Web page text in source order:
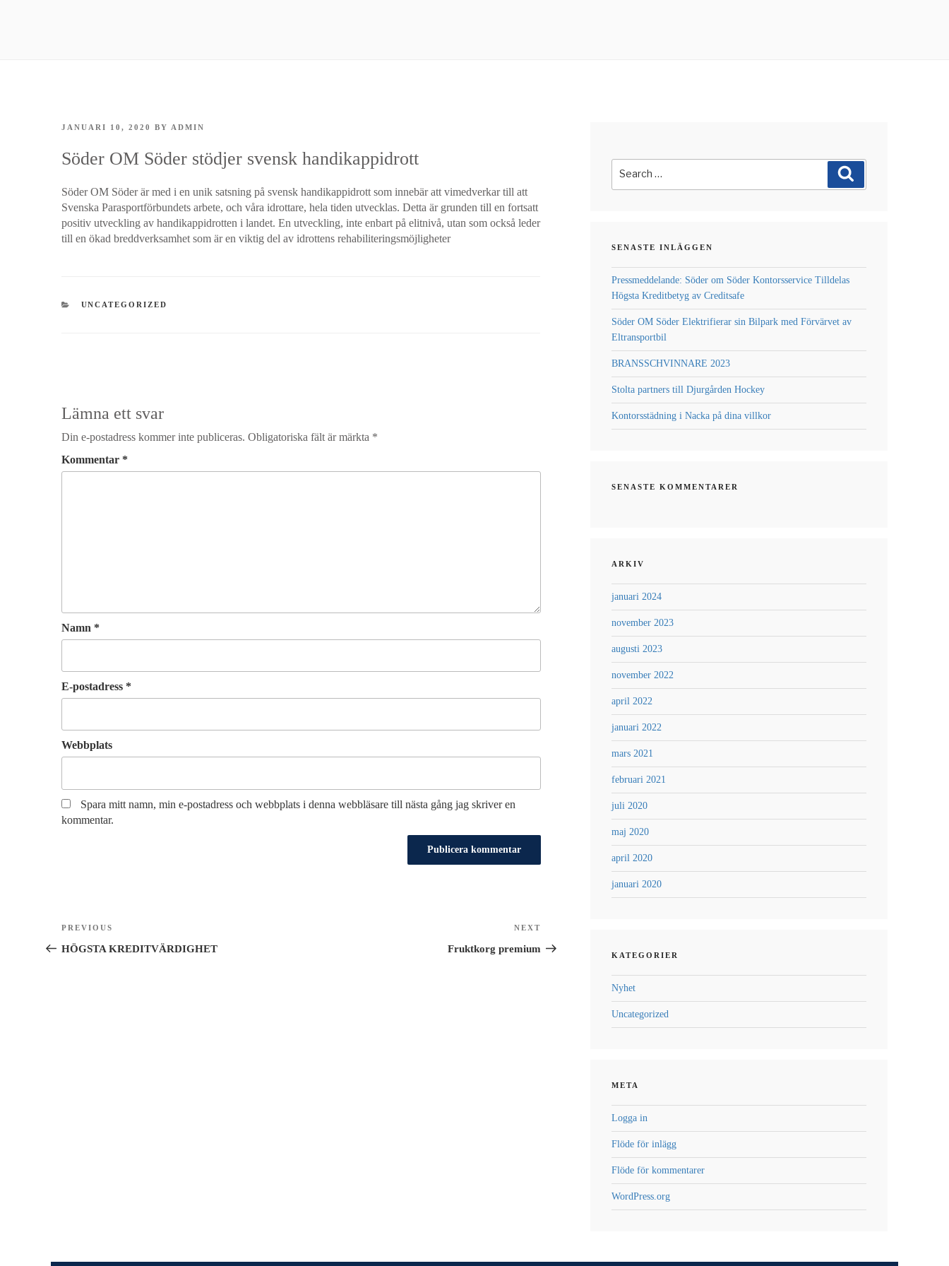
POSTED
JANUARI 10, 2020 BY ADMIN
Söder OM Söder stödjer svensk handikappidrott
Söder OM Söder är med i en unik satsning på svensk handikappidrott som innebär att vimedverkar till att
Svenska Parasportförbundets arbete, och våra idrottare, hela tiden utvecklas. Detta är grunden till en fortsatt
positiv utveckling av handikappidrotten i landet. En utveckling, inte enbart på elitnivå, utan som också leder
till en ökad breddverksamhet som är en viktig del av idrottens rehabiliteringsmöjligheter
CATEGORIES
UNCATEGORIZED
Lämna ett svar
Din e-postadress kommer inte publiceras. Obligatoriska fält är märkta *
Kommentar *
Namn *
E-postadress *
Webbplats
Spara mitt namn, min e-postadress och webbplats i denna webbläsare till nästa gång jag skriver en
kommentar.
Inläggsnavigering
Previous
Post
PREVIOUS
HÖGSTA KREDITVÄRDIGHET
Next
Post
NEXT
Fruktkorg premium
Search
for:
SENASTE INLÄGGEN
Pressmeddelande: Söder om Söder Kontorsservice Tilldelas
Högsta Kreditbetyg av Creditsafe
Söder OM Söder Elektrifierar sin Bilpark med Förvärvet av
Eltransportbil
BRANSSCHVINNARE 2023
Stolta partners till Djurgården Hockey
Kontorsstädning i Nacka på dina villkor
SENASTE KOMMENTARER
ARKIV
januari 2024
november 2023
augusti 2023
november 2022
april 2022
januari 2022
mars 2021
februari 2021
juli 2020
maj 2020
april 2020
januari 2020
KATEGORIER
Nyhet
Uncategorized
META
Logga in
Flöde för inlägg
Flöde för kommentarer
WordPress.org